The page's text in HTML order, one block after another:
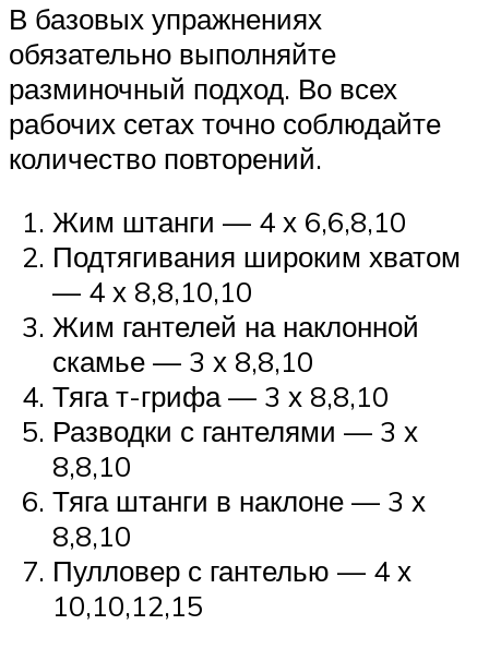
В базовых упражнениях
обязательно выполняйте
разминочный подход. Во всех
рабочих сетах точно соблюдайте
количество повторений.
Жим штанги — 4 х 6,6,8,10
Подтягивания широким хватом
— 4 х 8,8,10,10
Жим гантелей на наклонной
скамье — 3 х 8,8,10
Тяга т-грифа — 3 х 8,8,10
Разводки с гантелями — 3 х
8,8,10
Тяга штанги в наклоне — 3 х
8,8,10
Пулловер с гантелью — 4 х
10,10,12,15